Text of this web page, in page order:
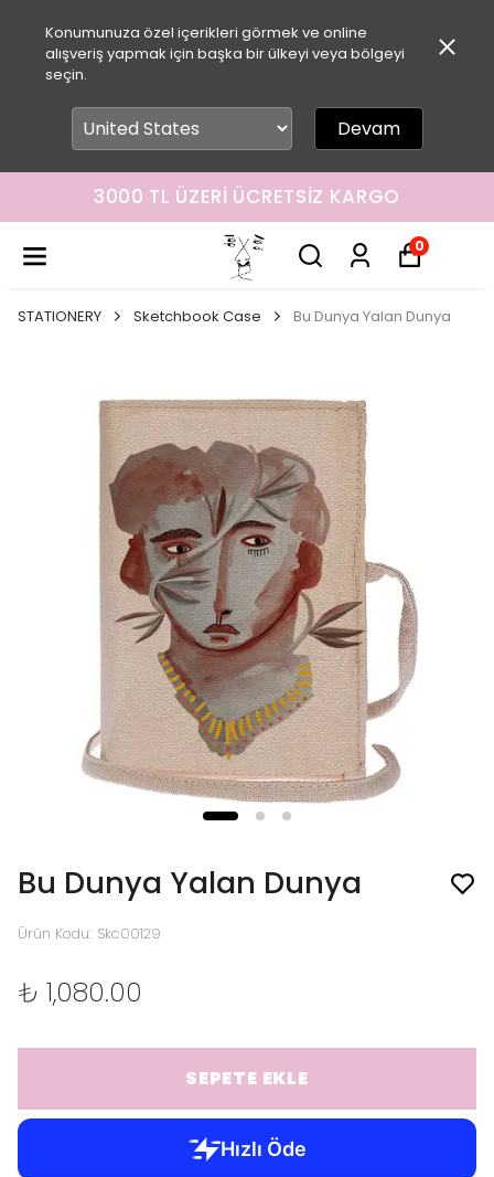
Konumunuza özel içerikleri görmek ve online
alışveriş yapmak için başka bir ülkeyi veya bölgeyi
seçin.
Devam
3000 TL ÜZERI ÜCRETSIZ KARGO
0
STATIONERY Sketchbook Case Bu Dunya Yalan Dunya
Bu Dunya Yalan Dunya
Ürün Kodu: Skc00129
₺ 1,080.00
SEPETE EKLE